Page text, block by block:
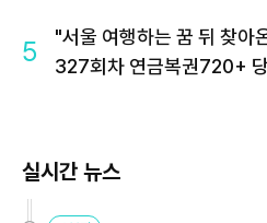
5
"서울 여행하는 꿈 뒤 찾아
327회차 연금복권720+
실시간 뉴스